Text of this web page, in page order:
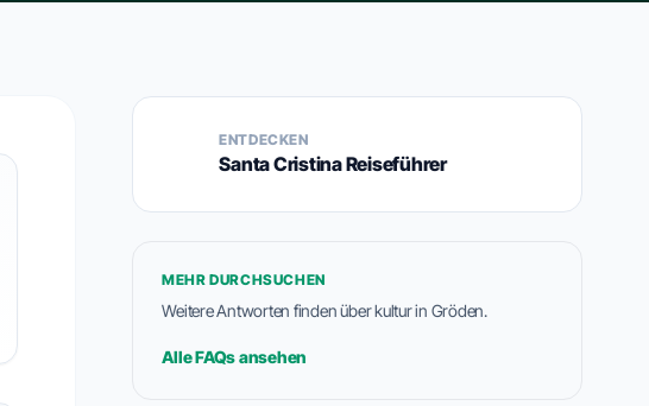
ENTDECKEN
Santa Cristina Reiseführer
MEHR DURCHSUCHEN
Weitere Antworten finden über kultur in Gröden.
Alle FAQs ansehen